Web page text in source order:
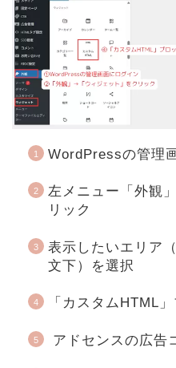
WordPressの管理
左メニュー「外観
リック
表示したいエリア
文下）を選択
「カスタムHTML
アドセンスの広告